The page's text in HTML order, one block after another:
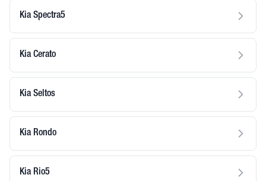
Kia Spectra5
Kia Cerato
Kia Seltos
Kia Rondo
Kia Rio5